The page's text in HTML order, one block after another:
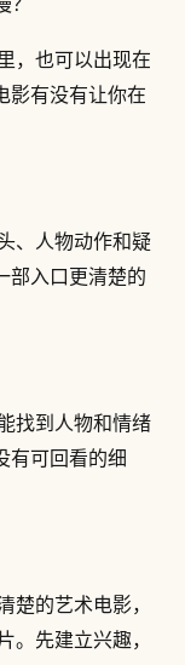
，也可以出现在
影有没有让你在
、人物动作和疑
部入口更清楚的
找到人物和情绪
有可回看的细
楚的艺术电影，
。先建立兴趣，